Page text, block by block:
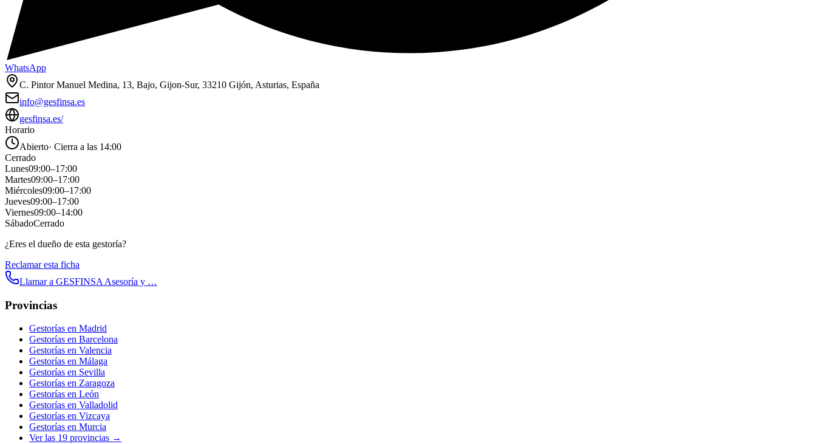
WhatsApp
C. Pintor Manuel Medina, 13, Bajo, Gijon-Sur, 33210 Gijón, Asturias, España
info@gesfinsa.es
gesfinsa.es/
Horario
Abierto· Cierra a las 14:00
Cerrado
Lunes09:00–17:00
Martes09:00–17:00
Miércoles09:00–17:00
Jueves09:00–17:00
Viernes09:00–14:00
SábadoCerrado
¿Eres el dueño de esta gestoría?
Reclamar esta ficha
Llamar a GESFINSA Asesoría y …
Provincias
Gestorías en Madrid
Gestorías en Barcelona
Gestorías en Valencia
Gestorías en Málaga
Gestorías en Sevilla
Gestorías en Zaragoza
Gestorías en León
Gestorías en Valladolid
Gestorías en Vizcaya
Gestorías en Murcia
Ver las 19 provincias →